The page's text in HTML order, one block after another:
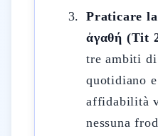
Praticare la
ἀγαθή (Tit
tre ambiti
quotidiano
affidabilità
nessuna